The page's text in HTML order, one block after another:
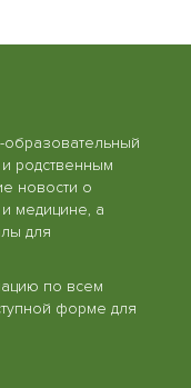
образовательный
родственным
новости о
медицине, а
для
по всем
форме для